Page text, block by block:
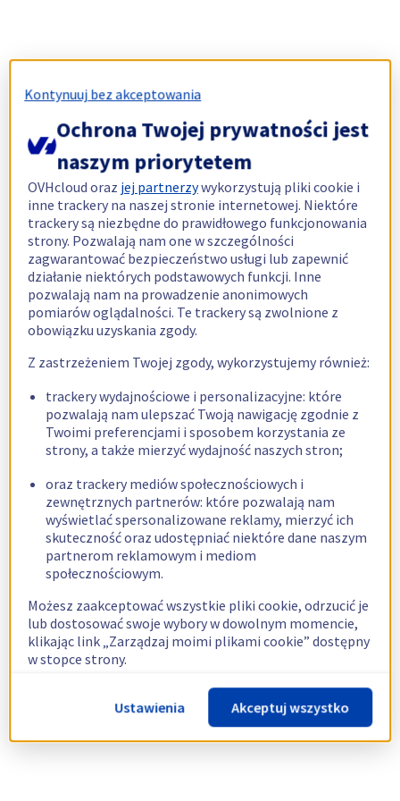
Kontynuuj bez akceptowania
Ochrona Twojej prywatności jest
naszym priorytetem
OVHcloud oraz jej partnerzywykorzystują pliki cookie i
inne trackery na naszej stronie internetowej. Niektóre
trackery są niezbędne do prawidłowego funkcjonowania
strony. Pozwalają nam one w szczególności
zagwarantować bezpieczeństwo usługi lub zapewnić
działanie niektórych podstawowych funkcji. Inne
pozwalają nam na prowadzenie anonimowych
pomiarów oglądalności. Te trackery są zwolnione z
obowiązku uzyskania zgody.
Z zastrzeżeniem Twojej zgody, wykorzystujemy również:
trackery wydajnościowe i personalizacyjne: które
pozwalają nam ulepszać Twoją nawigację zgodnie z
Twoimi preferencjami i sposobem korzystania ze
strony, a także mierzyć wydajność naszych stron;
oraz trackery mediów społecznościowych i
zewnętrznych partnerów: które pozwalają nam
wyświetlać spersonalizowane reklamy, mierzyć ich
skuteczność oraz udostępniać niektóre dane naszym
partnerom reklamowym i mediom
społecznościowym.
Możesz zaakceptować wszystkie pliki cookie, odrzucić je
lub dostosować swoje wybory w dowolnym momencie,
klikając link „Zarządzaj moimi plikami cookie” dostępny
w stopce strony.
Więcej informacji znajdziesz w naszejpolityce
dotyczącej wykorzystywania plików cookie.
Ustawienia Akceptuj wszystko